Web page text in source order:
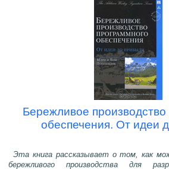
Бережливое
обеспечения. От идеи
Эта книга рассказывает о том, как
бережливого производства для